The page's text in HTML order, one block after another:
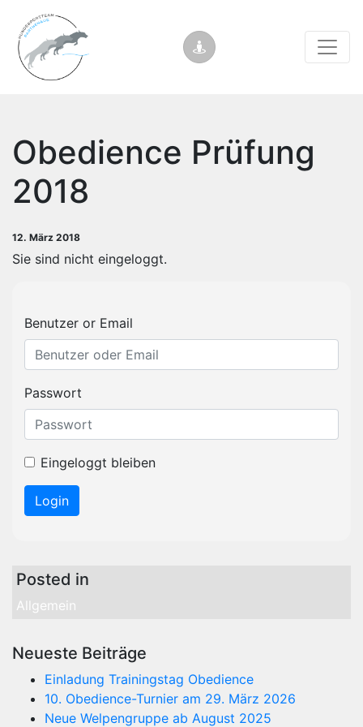
Obedience Prüfung
2018
12. März 2018
Sie sind nicht eingeloggt.
Benutzer or Email
Passwort
Eingeloggt bleiben
Posted in
Allgemein
Neueste Beiträge
Einladung Trainingstag Obedience
10. Obedience-Turnier am 29. März 2026
Neue Welpengruppe ab August 2025